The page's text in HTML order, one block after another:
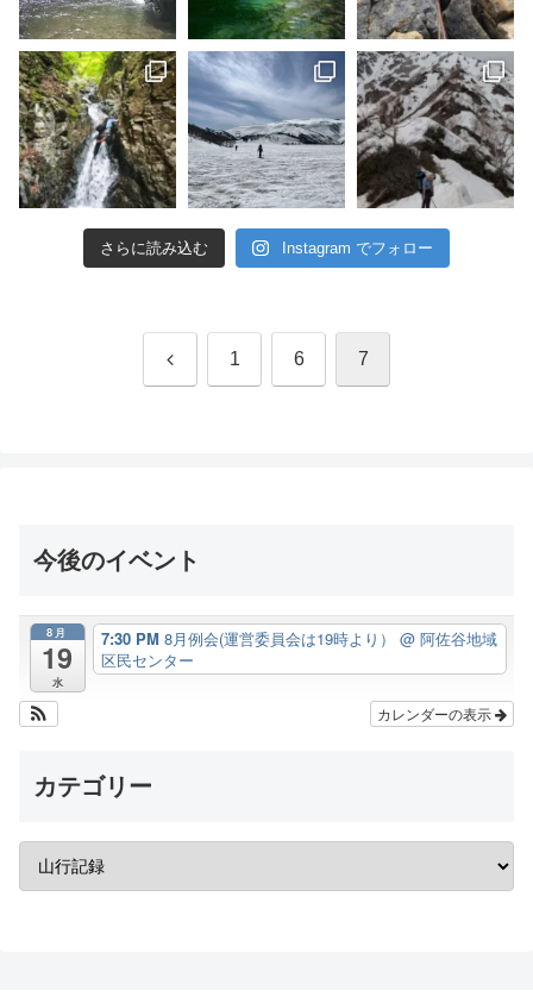
さらに読み込む Instagram でフォロー
前 1 6 7
今後のイベント
8月
19
水
7:30 PM 8月例会(運営委員会は19時より） @ 阿佐谷地域
区民センター
カレンダーの表示
カテゴリー